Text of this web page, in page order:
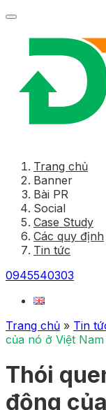
Trang chủ
Banner
Bài PR
Social
Case Study
Các quy định
Tin tức
0945540303
Trang chủ » Tin
của nó ở Việt Nam
Thói
động